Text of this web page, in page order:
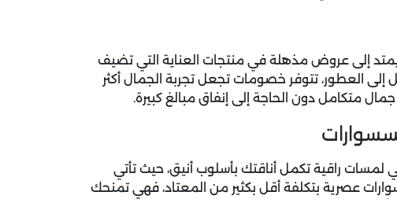
إلى عروض مذهلة في منتجات العناية التي تضيف
العطور، تتوفر خصومات تجعل تجربة الجمال أكثر
متكامل دون الحاجة إلى إنفاق مبالغ كبيرة.
راقية تكمل أناقتك بأسلوب أنيق، حيث تأتي
عصرية بتكلفة أقل بكثير من المعتاد، فهي تمنحك